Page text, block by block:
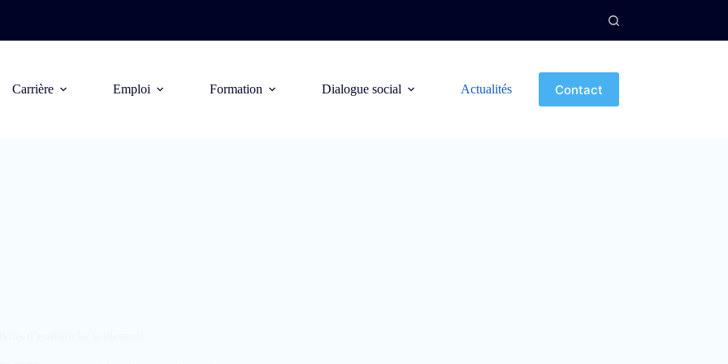
Carrière Emploi Formation Dialogue social Actualités Contact